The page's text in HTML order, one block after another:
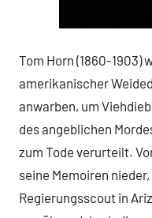
Tom Horn (1860-1903)
amerikanischer
anwarben, um
des angeblichen
zum Tode verurteilt.
seine Memoiren
Regierungsscout in